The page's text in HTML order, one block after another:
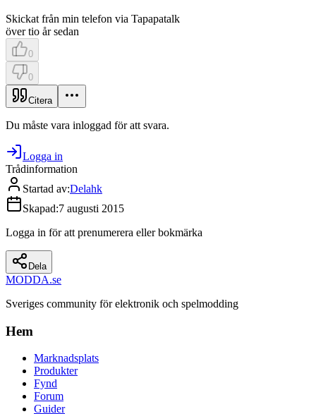
Skickat från min telefon via Tapapatalk
över tio år sedan
0
0
Citera
Du måste vara inloggad för att svara.
Logga in
Trådinformation
Startad av:Delahk
Skapad:7 augusti 2015
Logga in för att prenumerera eller bokmärka
Dela
MODDA.se
Sveriges community för elektronik och spelmodding
Hem
Marknadsplats
Produkter
Fynd
Forum
Guider